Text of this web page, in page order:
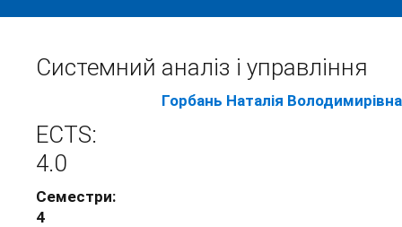
Системний аналіз і управління
Горбань Наталія Володимирівна
ECTS:
4.0
Семестри:
4